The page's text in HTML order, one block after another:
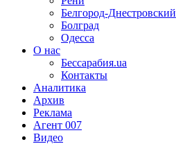
Белгород-Днестровский
Болград
Одесса
О нас
Бессарабия.ua
Контакты
Аналитика
Архив
Реклама
Агент 007
Видео